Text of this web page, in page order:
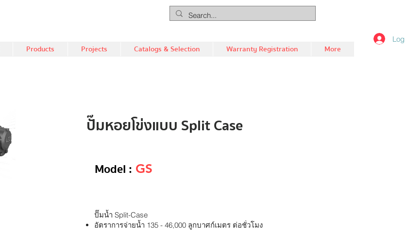
Products Projects Catalogs & Selection Warranty Registration More
Log
ปั๊มหอยโข่งแบบ Split Case
Model : GS
ปั๊มน้ำ Split-Case
อัตราการจ่ายน้ำ 135 - 46,000 ลูกบาศก์เมตร ต่อชั่วโมง